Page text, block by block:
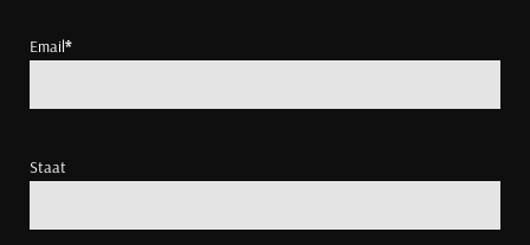
Email*
Staat